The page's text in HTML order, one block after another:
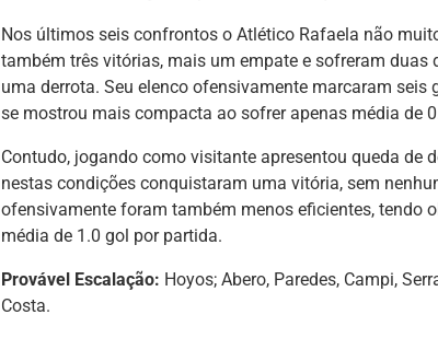
Nos últimos seis confrontos o Atlético Rafaela não
também três vitórias, mais um empate e sofreram duas
uma derrota. Seu elenco ofensivamente marcaram
se mostrou mais compacta ao sofrer apenas média de
Contudo, jogando como visitante apresentou queda de
nestas condições conquistaram uma vitória, sem
ofensivamente foram também menos eficientes, tendo
média de 1.0 gol por partida.
Provável Escalação: Hoyos; Abero, Paredes, Campi,
Costa.